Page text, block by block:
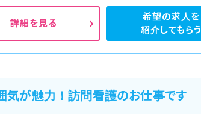
詳細を見る
希望の求人を
紹介してもらう
気が魅力！訪問看護のお仕事です